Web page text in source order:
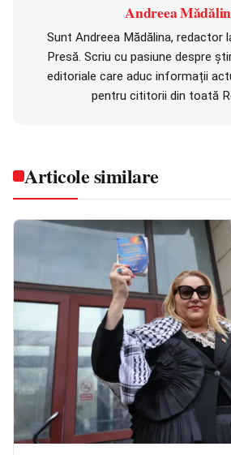
Andreea
Sunt Andreea Mădălina, redactor
Presă. Scriu cu pasiune despre
editoriale care aduc informații
pentru cititorii din toată
Articole similare